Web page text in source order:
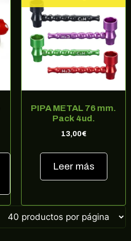
PIPA METAL 76 mm.
Pack 4ud.
13,00€
Leer más